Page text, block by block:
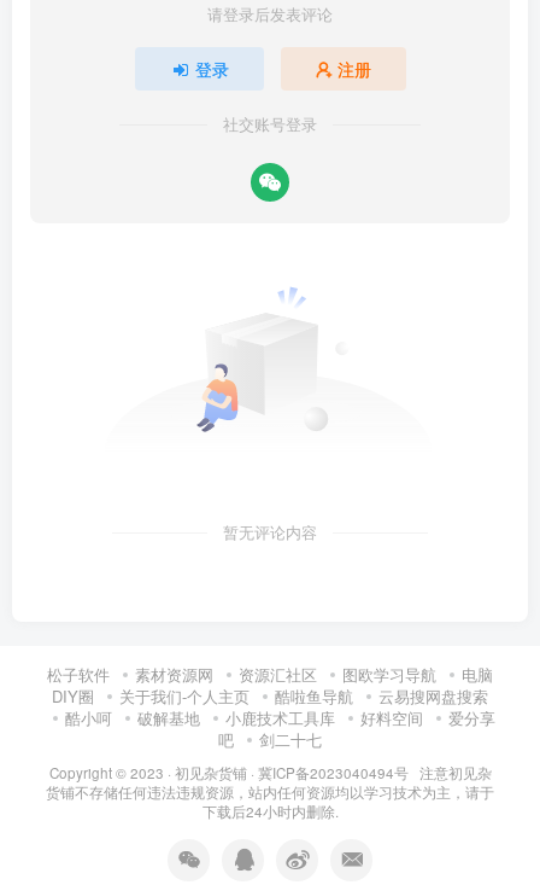
请登录后发表评论
登录 注册
社交账号登录
暂无评论内容
松子软件 素材资源网 资源汇社区 图欧学习导航
电脑
DIY圈
关于我们-个人主页 酷啦鱼导航
云易搜网盘搜索
酷小呵
破解基地 小鹿技术工具库 好料空间
爱分享
吧
剑二十七
Copyright © 2023 · 初见杂货铺· 冀ICP备2023040494号 注意初见杂
货铺不存储任何违法违规资源，站内任何资源均以学习技术为主，请于
下载后24小时内删除.